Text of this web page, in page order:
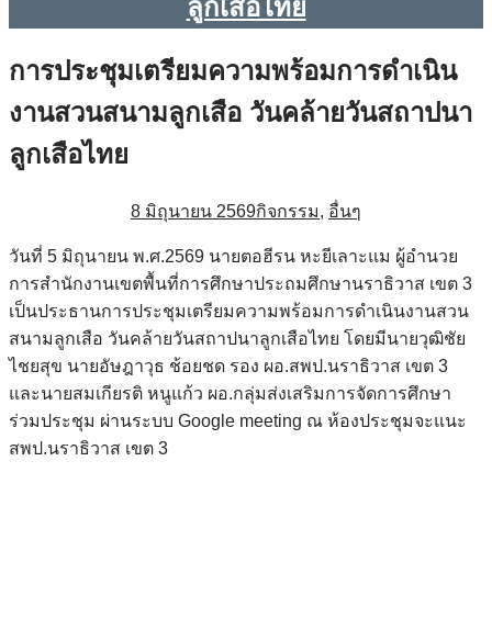
ลูกเสือไทย
การประชุมเตรียมความพร้อมการดำเนิน
งานสวนสนามลูกเสือ วันคล้ายวันสถาปนา
ลูกเสือไทย
8 มิถุนายน 2569กิจกรรม, อื่นๆ
วันที่ 5 มิถุนายน พ.ศ.2569 นายตอฮีรน หะยีเลาะแม ผู้อำนวย
การสำนักงานเขตพื้นที่การศึกษาประถมศึกษานราธิวาส เขต 3
เป็นประธานการประชุมเตรียมความพร้อมการดำเนินงานสวน
สนามลูกเสือ วันคล้ายวันสถาปนาลูกเสือไทย โดยมีนายวุฒิชัย
ไชยสุข นายอัษฎาวุธ ช้อยชด รอง ผอ.สพป.นราธิวาส เขต 3
และนายสมเกียรติ หนูแก้ว ผอ.กลุ่มส่งเสริมการจัดการศึกษา
ร่วมประชุม ผ่านระบบ Google meeting ณ ห้องประชุมจะแนะ
สพป.นราธิวาส เขต 3